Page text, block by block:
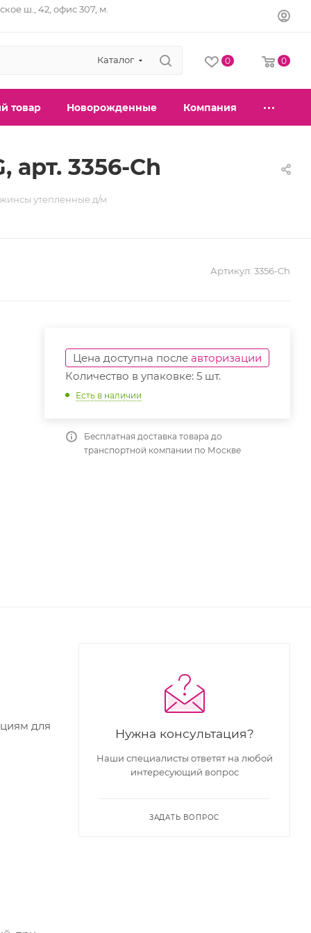
ш., 42, офис 307, м.
Каталог 0 0
товар Новорожденные Компания
3356-Ch
утепленные д/м
Артикул: 3356-Ch
Цена доступна после авторизации
Количество в упаковке: 5 шт.
Есть в наличии
Бесплатная доставка товара до
транспортной компании по Москве
для
Нужна консультация?
Наши специалисты ответят на любой
интересующий вопрос
ЗАДАТЬ ВОПРОС